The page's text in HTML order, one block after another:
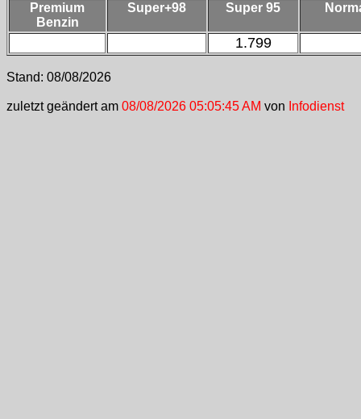
Premium
Benzin
Super+98 Super 95
1.799
Stand: 08/08/2026
zuletzt geändert am 08/08/2026 05:05:45 AM von Infodienst